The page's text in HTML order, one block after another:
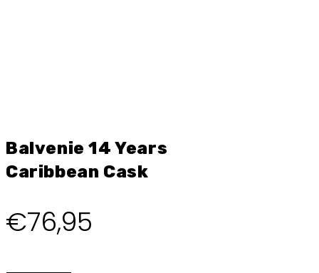
Balvenie 14 Years
Caribbean Cask
€76,95